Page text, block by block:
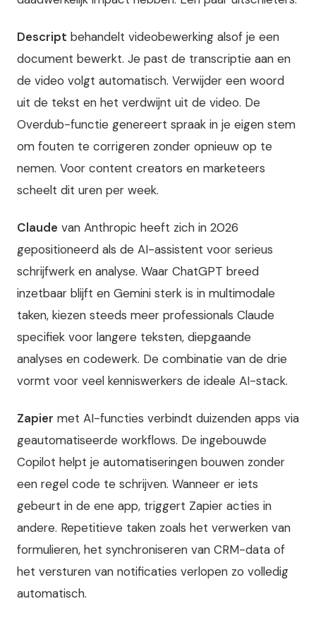
Descript behandelt videobewerking alsof je een
document bewerkt. Je past de transcriptie aan en
de video volgt automatisch. Verwijder een woord
uit de tekst en het verdwijnt uit de video. De
Overdub-functie genereert spraak in je eigen stem
om fouten te corrigeren zonder opnieuw op te
nemen. Voor content creators en marketeers
scheelt dit uren per week.
Claude van Anthropic heeft zich in 2026
gepositioneerd als de AI-assistent voor serieus
schrijfwerk en analyse. Waar ChatGPT breed
inzetbaar blijft en Gemini sterk is in multimodale
taken, kiezen steeds meer professionals Claude
specifiek voor langere teksten, diepgaande
analyses en codewerk. De combinatie van de drie
vormt voor veel kenniswerkers de ideale AI-stack.
Zapier met AI-functies verbindt duizenden apps via
geautomatiseerde workflows. De ingebouwde
Copilot helpt je automatiseringen bouwen zonder
een regel code te schrijven. Wanneer er iets
gebeurt in de ene app, triggert Zapier acties in
andere. Repetitieve taken zoals het verwerken van
formulieren, het synchroniseren van CRM-data of
het versturen van notificaties verlopen zo volledig
automatisch.